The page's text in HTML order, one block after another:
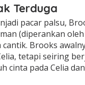
Terduga
pacar palsu,
(diperankan
cantik. Brooks
tetapi seiring
cinta pada Celia